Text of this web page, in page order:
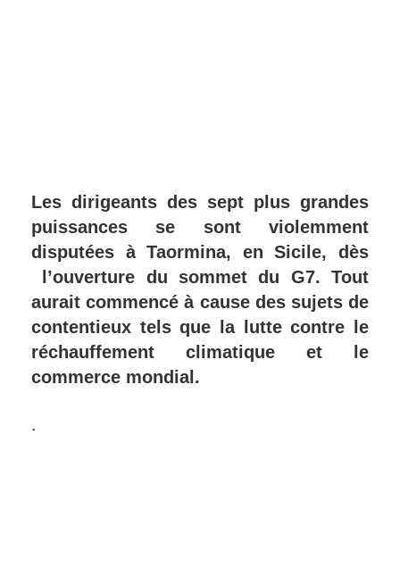
Les dirigeants des sept plus grandes
puissances se sont violemment
disputées à Taormina, en Sicile, dès
l’ouverture du sommet du G7. Tout
aurait commencé à cause des sujets de
contentieux tels que la lutte contre le
réchauffement climatique et le
commerce mondial.
.